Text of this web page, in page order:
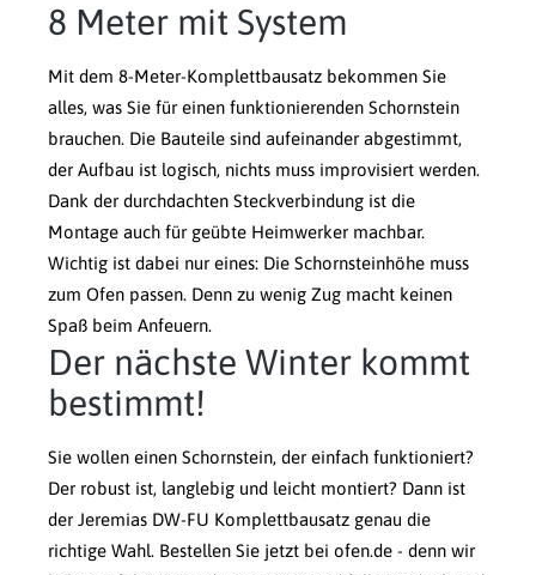
8 Meter mit System
Mit dem 8-Meter-Komplettbausatz bekommen Sie
alles, was Sie für einen funktionierenden Schornstein
brauchen. Die Bauteile sind aufeinander abgestimmt,
der Aufbau ist logisch, nichts muss improvisiert werden.
Dank der durchdachten Steckverbindung ist die
Montage auch für geübte Heimwerker machbar.
Wichtig ist dabei nur eines: Die Schornsteinhöhe muss
zum Ofen passen. Denn zu wenig Zug macht keinen
Spaß beim Anfeuern.
Der nächste Winter kommt
bestimmt!
Sie wollen einen Schornstein, der einfach funktioniert?
Der robust ist, langlebig und leicht montiert? Dann ist
der Jeremias DW-FU Komplettbausatz genau die
richtige Wahl. Bestellen Sie jetzt bei ofen.de - denn wir